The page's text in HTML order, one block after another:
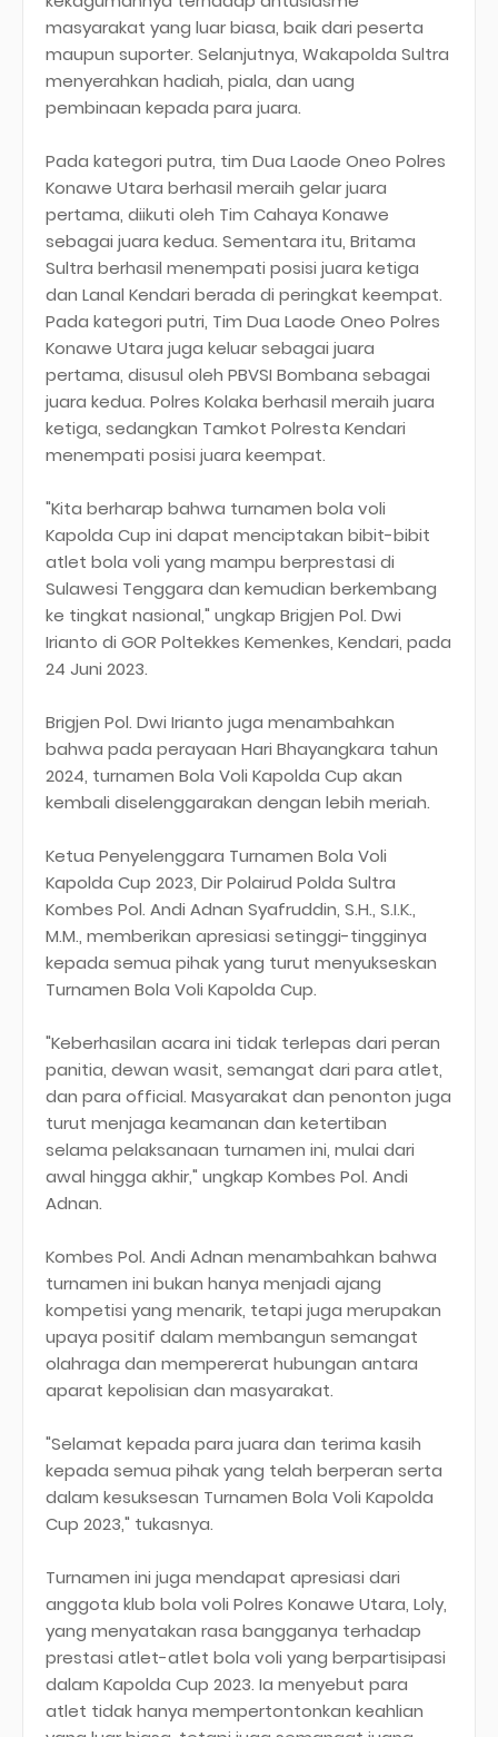
masyarakat yang luar biasa, baik dari peserta
maupun suporter. Selanjutnya, Wakapolda Sultra
menyerahkan hadiah, piala, dan uang
pembinaan kepada para juara.
Pada kategori putra, tim Dua Laode Oneo Polres
Konawe Utara berhasil meraih gelar juara
pertama, diikuti oleh Tim Cahaya Konawe
sebagai juara kedua. Sementara itu, Britama
Sultra berhasil menempati posisi juara ketiga
dan Lanal Kendari berada di peringkat keempat.
Pada kategori putri, Tim Dua Laode Oneo Polres
Konawe Utara juga keluar sebagai juara
pertama, disusul oleh PBVSI Bombana sebagai
juara kedua. Polres Kolaka berhasil meraih juara
ketiga, sedangkan Tamkot Polresta Kendari
menempati posisi juara keempat.
"Kita berharap bahwa turnamen bola voli
Kapolda Cup ini dapat menciptakan bibit-bibit
atlet bola voli yang mampu berprestasi di
Sulawesi Tenggara dan kemudian berkembang
ke tingkat nasional," ungkap Brigjen Pol. Dwi
Irianto di GOR Poltekkes Kemenkes, Kendari, pada
24 Juni 2023.
Brigjen Pol. Dwi Irianto juga menambahkan
bahwa pada perayaan Hari Bhayangkara tahun
2024, turnamen Bola Voli Kapolda Cup akan
kembali diselenggarakan dengan lebih meriah.
Ketua Penyelenggara Turnamen Bola Voli
Kapolda Cup 2023, Dir Polairud Polda Sultra
Kombes Pol. Andi Adnan Syafruddin, S.H., S.I.K.,
M.M., memberikan apresiasi setinggi-tingginya
kepada semua pihak yang turut menyukseskan
Turnamen Bola Voli Kapolda Cup.
"Keberhasilan acara ini tidak terlepas dari peran
panitia, dewan wasit, semangat dari para atlet,
dan para official. Masyarakat dan penonton juga
turut menjaga keamanan dan ketertiban
selama pelaksanaan turnamen ini, mulai dari
awal hingga akhir," ungkap Kombes Pol. Andi
Adnan.
Kombes Pol. Andi Adnan menambahkan bahwa
turnamen ini bukan hanya menjadi ajang
kompetisi yang menarik, tetapi juga merupakan
upaya positif dalam membangun semangat
olahraga dan mempererat hubungan antara
aparat kepolisian dan masyarakat.
"Selamat kepada para juara dan terima kasih
kepada semua pihak yang telah berperan serta
dalam kesuksesan Turnamen Bola Voli Kapolda
Cup 2023," tukasnya.
Turnamen ini juga mendapat apresiasi dari
anggota klub bola voli Polres Konawe Utara, Loly,
yang menyatakan rasa bangganya terhadap
prestasi atlet-atlet bola voli yang berpartisipasi
dalam Kapolda Cup 2023. Ia menyebut para
atlet tidak hanya mempertontonkan keahlian